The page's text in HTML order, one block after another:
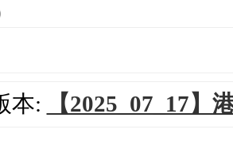
本: 【2025_07_17